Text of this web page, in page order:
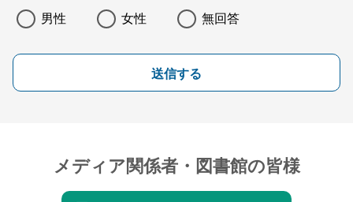
男性 女性 無回答
送信する
メディア関係者・図書館の皆様